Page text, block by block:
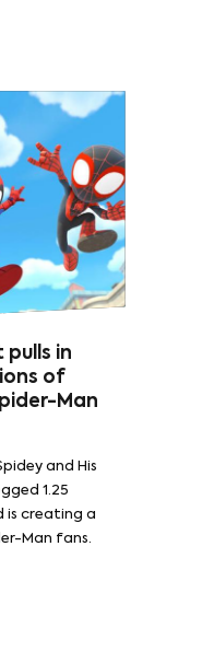
in
of
Man
and His
1.25
is creating a
Man fans.